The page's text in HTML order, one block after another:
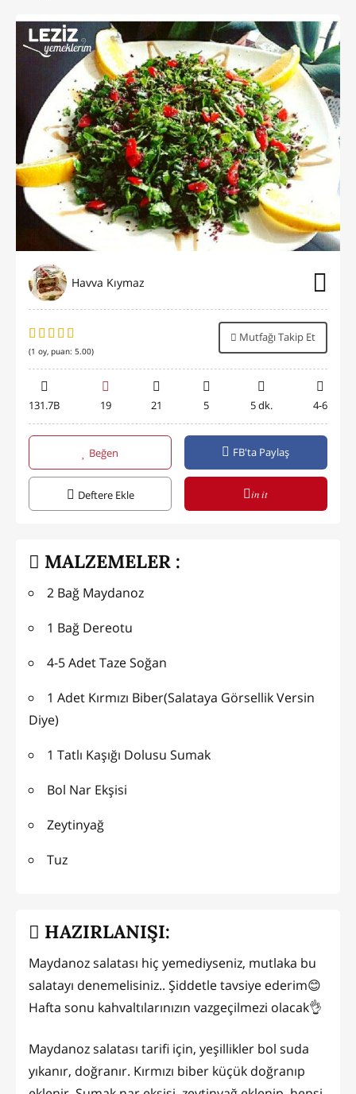
Havva Kıymaz
(1 oy, puan: 5.00)
Mutfağı Takip Et
131.7B 19 21 5 5 dk. 4-6
Beğen FB'ta Paylaş
Deftere Ekle in it
MALZEMELER :
2 Bağ Maydanoz
1 Bağ Dereotu
4-5 Adet Taze Soğan
1 Adet Kırmızı Biber(Salataya Görsellik Versin
Diye)
1 Tatlı Kaşığı Dolusu Sumak
Bol Nar Ekşisi
Zeytinyağ
Tuz
HAZIRLANIŞI:
Maydanoz salatası hiç yemediyseniz, mutlaka bu
salatayı denemelisiniz.. Şiddetle tavsiye ederim😊
Hafta sonu kahvaltılarınızın vazgeçilmezi olacak👌
Maydanoz salatası tarifi için, yeşillikler bol suda
yıkanır, doğranır. Kırmızı biber küçük doğranıp